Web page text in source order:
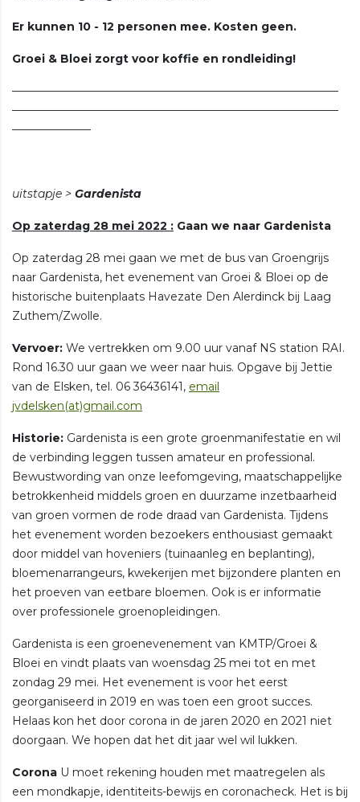
Er kunnen 10 - 12 personen mee. Kosten geen.
Groei & Bloei zorgt voor koffie en rondleiding!
—————————————————————————————
—————————————————————————————
———————
uitstapje > Gardenista
Op zaterdag 28 mei 2022 : Gaan we naar Gardenista
Op zaterdag 28 mei gaan we met de bus van Groengrijs
naar Gardenista, het evenement van Groei & Bloei op de
historische buitenplaats Havezate Den Alerdinck bij Laag
Zuthem/Zwolle.
Vervoer: We vertrekken om 9.00 uur vanaf NS station RAI.
Rond 16.30 uur gaan we weer naar huis. Opgave bij Jettie
van de Elsken, tel. 06 36436141, email
jvdelsken(at)gmail.com
Historie: Gardenista is een grote groenmanifestatie en wil
de verbinding leggen tussen amateur en professional.
Bewustwording van onze leefomgeving, maatschappelijke
betrokkenheid middels groen en duurzame inzetbaarheid
van groen vormen de rode draad van Gardenista. Tijdens
het evenement worden bezoekers enthousiast gemaakt
door middel van hoveniers (tuinaanleg en beplanting),
bloemenarrangeurs, kwekerijen met bijzondere planten en
het proeven van eetbare bloemen. Ook is er informatie
over professionele groenopleidingen.
Gardenista is een groenevenement van KMTP/Groei &
Bloei en vindt plaats van woensdag 25 mei tot en met
zondag 29 mei. Het evenement is voor het eerst
georganiseerd in 2019 en was toen een groot succes.
Helaas kon het door corona in de jaren 2020 en 2021 niet
doorgaan. We hopen dat het dit jaar wel wil lukken.
Corona U moet rekening houden met maatregelen als
een mondkapje, identiteits-bewijs en coronacheck. Het is bij